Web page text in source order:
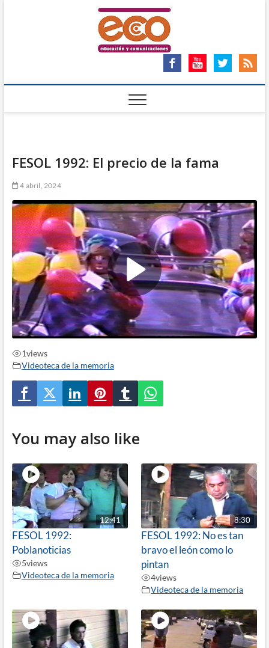
Ong
FESOL 1992: El precio de la fama
4 abril, 2024
1views
Videoteca de la memoria
You may also like
12:41
FESOL 1992:
Poblanoticias
5views
Videoteca de la memoria
8:30
FESOL 1992: No es tan
bravo el león como lo
pintan
4views
Videoteca de la memoria